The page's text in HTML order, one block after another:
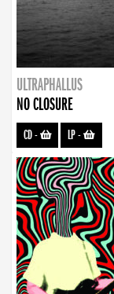
ULTRAPHALLUS
NO CLOSURE
CD- LP-